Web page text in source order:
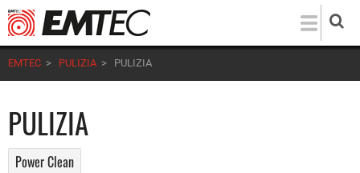
Salta
al
contenuto
principale
EMTEC > PULIZIA > PULIZIA
PULIZIA
Power Clean